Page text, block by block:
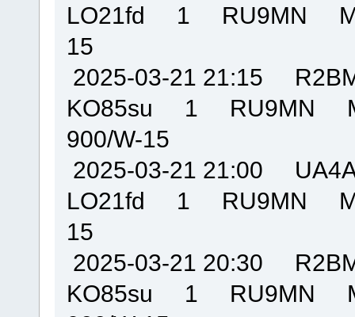
LO21fd 1 RU9MN
15
2025-03-21 21:15
KO85su 1 RU9MN
900/W-15
2025-03-21 21:00
LO21fd 1 RU9MN
15
2025-03-21 20:30
KO85su 1 RU9MN